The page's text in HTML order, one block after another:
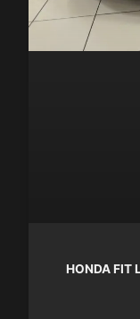
HONDA FIT